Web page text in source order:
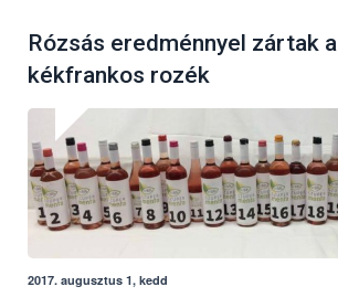
Rózsás eredménnyel zártak a
kékfrankos rozék
2017. augusztus 1, kedd